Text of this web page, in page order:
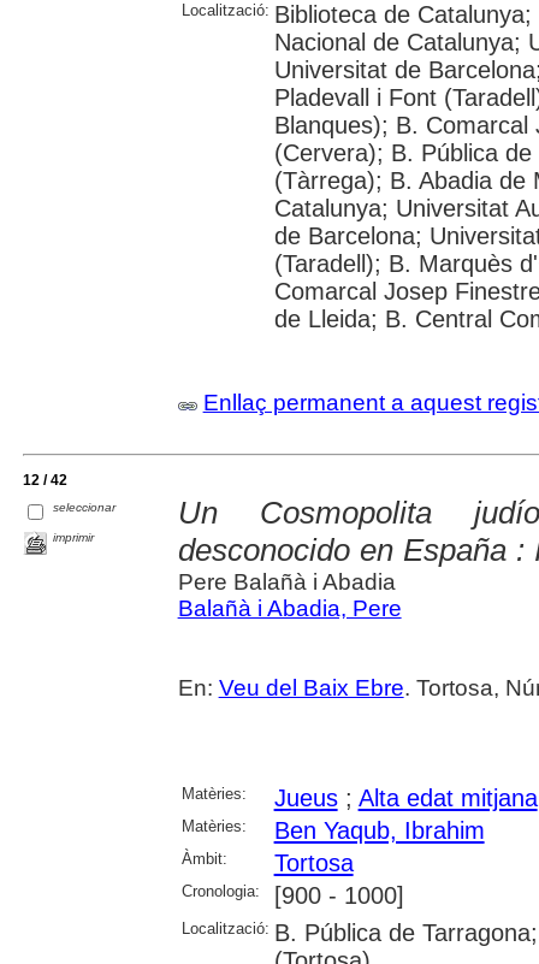
Localització: Biblioteca de
Nacional de Catalunya;
Universitat de
Pladevall i Font
Blanques); B.
(Cervera); B. Pública
(Tàrrega); B. Abadia de
Catalunya; Universitat
de Barcelona;
(Taradell); B. Marquès
Comarcal Josep
de Lleida; B. Central
Enllaç permanent a aquest
12 / 42
seleccionar
imprimir
Un Cosmopolita
desconocido en España
Pere Balañà i Abadia
Balañà i Abadia, Pere
En: Veu del Baix Ebre. Tortosa,
Matèries: Jueus; Alta edat mitjana
Matèries: Ben Yaqub, Ibrahim
Àmbit: Tortosa
Cronologia: [900 - 1000]
Localització: B. Pública de